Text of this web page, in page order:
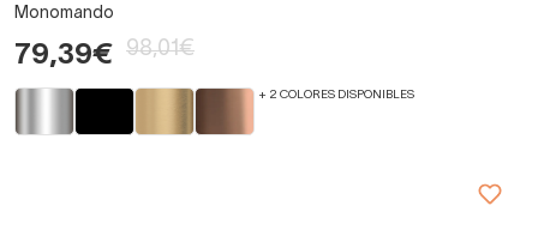
Monomando
79,39€ 98,01€
+ 2 COLORES DISPONIBLES